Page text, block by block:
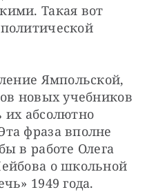
Такая вот
Ямпольской,
новых учебников
их абсолютно
фраза вполне
в работе Олега
о школьной
1949 года.